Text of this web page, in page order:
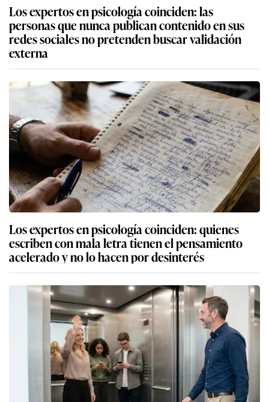
Los expertos en psicología coinciden: las
personas que nunca publican contenido en sus
redes sociales no pretenden buscar validación
externa
Los expertos en psicología coinciden: quienes
escriben con mala letra tienen el pensamiento
acelerado y no lo hacen por desinterés